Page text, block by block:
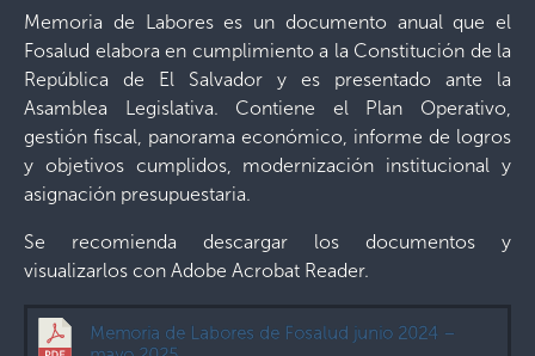
Memoria de Labores es un documento anual que el
Fosalud elabora en cumplimiento a la Constitución de la
República de El Salvador y es presentado ante la
Asamblea Legislativa. Contiene el Plan Operativo,
gestión fiscal, panorama económico, informe de logros
y objetivos cumplidos, modernización institucional y
asignación presupuestaria.
Se recomienda descargar los documentos y
visualizarlos con Adobe Acrobat Reader.
Memoria de Labores de Fosalud junio 2024 –